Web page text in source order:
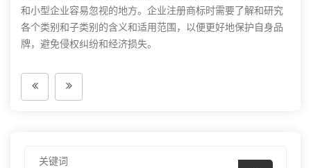
和小型企业容易忽视的地方。企业注册商标时需要了解和研究
各个类别和子类别的含义和适用范围，以便更好地保护自身品
牌，避免侵权纠纷和经济损失。